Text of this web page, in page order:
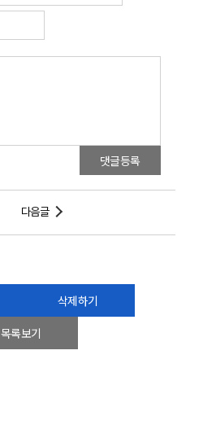
댓글등록
다음글
삭제하기
목록보기